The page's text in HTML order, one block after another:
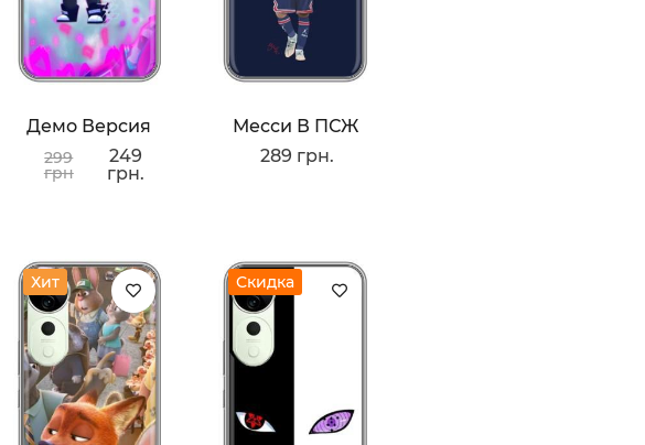
Демо Версия
299
грн
249
грн.
Месси В ПСЖ
289 грн.
Хит Скидка